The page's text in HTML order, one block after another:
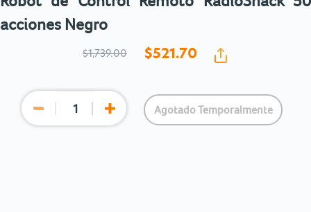
acciones Negro
$1,739.00 $521.70
Agotado Temporalmente